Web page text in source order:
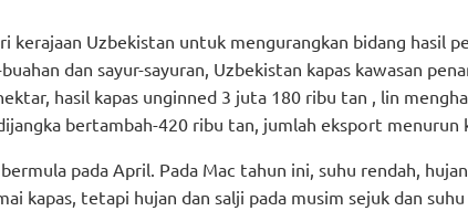
kerajaan Uzbekistan untuk mengurangkan bidang hasil
dan sayur-sayuran, Uzbekistan kapas kawasan
hasil kapas unginned 3 juta 180 ribu tan , lin
bertambah-420 ribu tan, jumlah eksport menurun
pada April. Pada Mac tahun ini, suhu rendah,
kapas, tetapi hujan dan salji pada musim sejuk dan